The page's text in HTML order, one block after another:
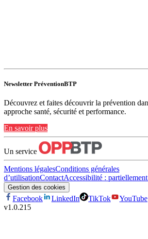
Newsletter PréventionBTP
Découvrez et faites découvrir la prévention
approche santé, sécurité et performance.
En savoir plus
Un service
Mentions légalesConditions générales
d’utilisationContactAccessibilité :
Gestion des cookies
Facebook LinkedIn TikTok
YouTube
v1.0.215